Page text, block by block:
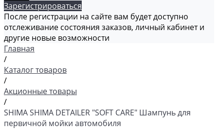
Зарегистрироваться
После регистрации на сайте вам будет доступно
отслеживание состояния заказов, личный кабинет и
другие новые возможности
Главная
/
Каталог товаров
/
Акционные товары
/
SHIMA SHIMA DETAILER "SOFT CARE" Шампунь для
первичной мойки автомобиля